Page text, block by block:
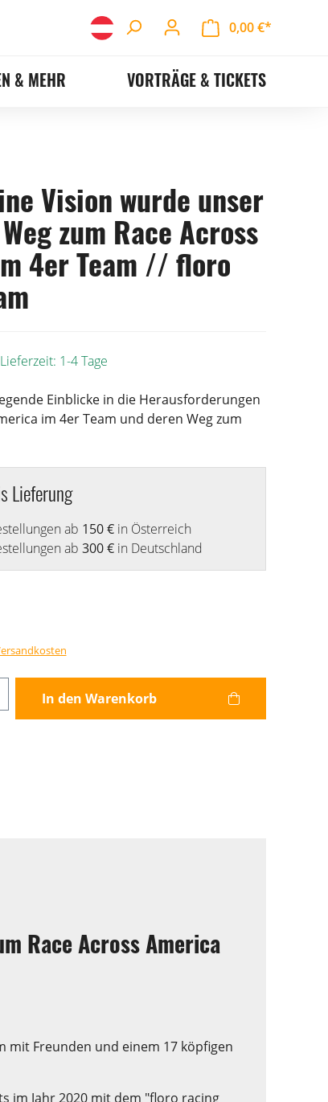
0,00 €*
& MEHR VORTRÄGE & TICKETS
Vision wurde unser
zum Race Across
4er Team // floro
1-4 Tage
Einblicke in die Herausforderungen
im 4er Team und deren Weg zum
Lieferung
ab 150 €in Österreich
ab 300 €in Deutschland
Gib den gewünschten Wert
In den Warenkorb
Race Across America
mit Freunden und einem 17 köpfigen
im Jahr 2020 mit dem "floro racing